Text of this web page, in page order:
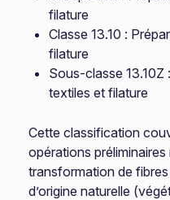
filature
Classe 13.10 :
filature
Sous-classe 13.10Z
textiles et filature
Cette classification
opérations
transformation de
d’origine naturelle